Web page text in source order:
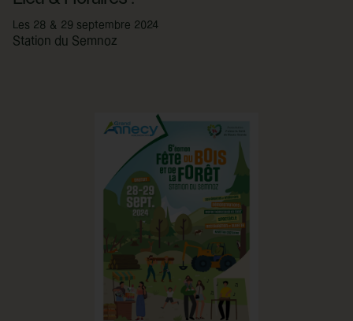
Les 28 & 29 septembre 2024
Station du Semnoz